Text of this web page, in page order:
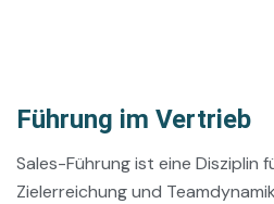
Führung im Vertrieb
Sales-Führung ist eine Disziplin
Zielerreichung und